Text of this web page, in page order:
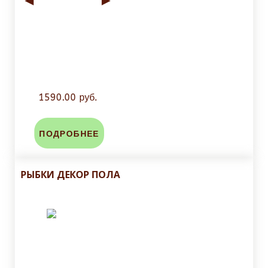
1590.00 руб.
ПОДРОБНЕЕ
РЫБКИ ДЕКОР ПОЛА